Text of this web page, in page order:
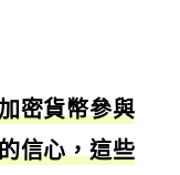
密貨幣參與
信心，這些